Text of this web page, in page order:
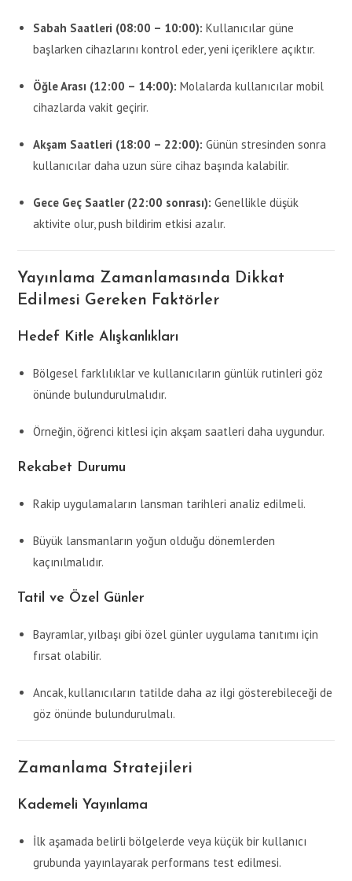
Sabah Saatleri (08:00 – 10:00): Kullanıcılar güne
başlarken cihazlarını kontrol eder, yeni içeriklere açıktır.
Öğle Arası (12:00 – 14:00): Molalarda kullanıcılar mobil
cihazlarda vakit geçirir.
Akşam Saatleri (18:00 – 22:00): Günün stresinden sonra
kullanıcılar daha uzun süre cihaz başında kalabilir.
Gece Geç Saatler (22:00 sonrası): Genellikle düşük
aktivite olur, push bildirim etkisi azalır.
Yayınlama Zamanlamasında Dikkat
Edilmesi Gereken Faktörler
Hedef Kitle Alışkanlıkları
Bölgesel farklılıklar ve kullanıcıların günlük rutinleri göz
önünde bulundurulmalıdır.
Örneğin, öğrenci kitlesi için akşam saatleri daha uygundur.
Rekabet Durumu
Rakip uygulamaların lansman tarihleri analiz edilmeli.
Büyük lansmanların yoğun olduğu dönemlerden
kaçınılmalıdır.
Tatil ve Özel Günler
Bayramlar, yılbaşı gibi özel günler uygulama tanıtımı için
fırsat olabilir.
Ancak, kullanıcıların tatilde daha az ilgi gösterebileceği de
göz önünde bulundurulmalı.
Zamanlama Stratejileri
Kademeli Yayınlama
İlk aşamada belirli bölgelerde veya küçük bir kullanıcı
grubunda yayınlayarak performans test edilmesi.